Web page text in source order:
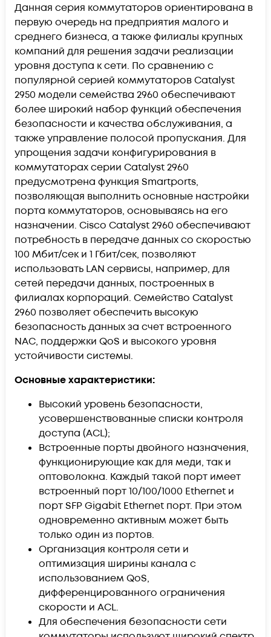
Данная серия коммутаторов ориентирована в
первую очередь на предприятия малого и
среднего бизнеса, а также филиалы крупных
компаний для решения задачи реализации
уровня доступа к сети. По сравнению с
популярной серией коммутаторов Catalyst
2950 модели семейства 2960 обеспечивают
более широкий набор функций обеспечения
безопасности и качества обслуживания, а
также управление полосой пропускания. Для
упрощения задачи конфигурирования в
коммутаторах серии Catalyst 2960
предусмотрена функция Smartports,
позволяющая выполнить основные настройки
порта коммутаторов, основываясь на его
назначении. Cisco Catalyst 2960 обеспечивают
потребность в передаче данных со скоростью
100 Мбит/сек и 1 Гбит/сек, позволяют
использовать LAN сервисы, например, для
сетей передачи данных, построенных в
филиалах корпораций. Семейство Catalyst
2960 позволяет обеспечить высокую
безопасность данных за счет встроенного
NAC, поддержки QoS и высокого уровня
устойчивости системы.
Основные характеристики:
Высокий уровень безопасности,
усовершенствованные списки контроля
доступа (ACL);
Встроенные порты двойного назначения,
функционирующие как для меди, так и
оптоволокна. Каждый такой порт имеет
встроенный порт 10/100/1000 Ethernet и
порт SFP Gigabit Ethernet порт. При этом
одновременно активным может быть
только один из портов.
Организация контроля сети и
оптимизация ширины канала с
использованием QoS,
дифференцированного ограничения
скорости и ACL.
Для обеспечения безопасности сети